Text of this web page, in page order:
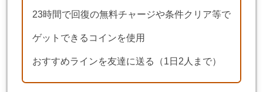
23時間で回復の無料チャージや条件クリア等で
ゲットできるコインを使用
おすすめラインを友達に送る（1日2人まで）